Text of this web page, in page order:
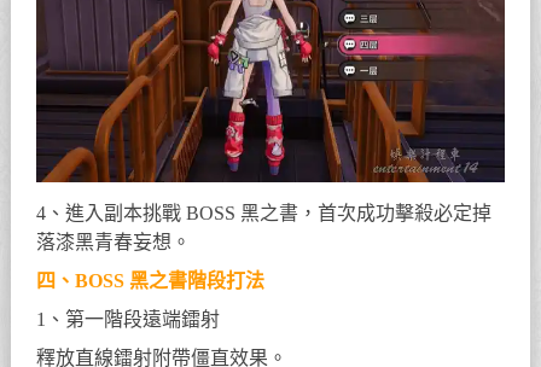
4、進入副本挑戰 BOSS 黑之書，首次成功擊殺必定掉
落漆黑青春妄想。
四、BOSS 黑之書階段打法
1、第一階段遠端鐳射
釋放直線鐳射附帶僵直效果。